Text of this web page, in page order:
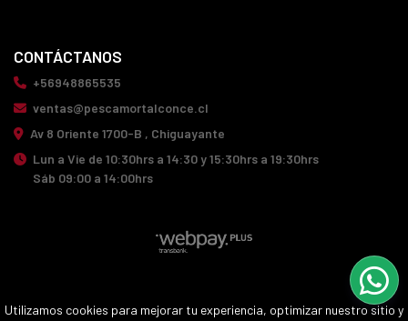
CONTÁCTANOS
+56948865535
ventas@pescamortalconce.cl
Av 8 Oriente 1700-B , Chiguayante
Lun a Vie de 10:30hrs a 14:30 y 15:30hrs a 19:30hrs
Sáb 09:00 a 14:00hrs
¿Te gusta mi tienda? Yo vendo conBsale
Utilizamos cookies para mejorar tu experiencia, optimizar nuestro sitio y